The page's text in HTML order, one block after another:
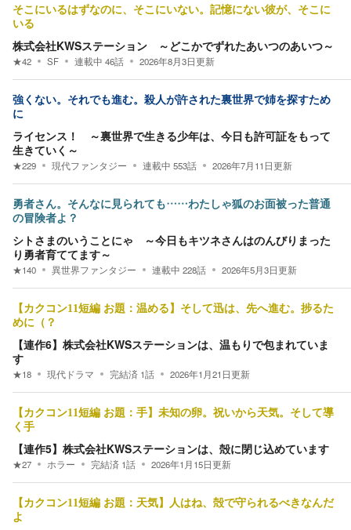
そこにいるはずなのに、そこにいない。記憶にない彼が、そこに
いる
株式会社KWSステーション ～どこかでずれたあいつのあいつ～
★42 SF 連載中 46話 2026年8月3日更新
強くない。それでも進む。殺人が許された裏世界で姉を探すため
に
ライセンス！ ～裏世界で生きる少年は、今日も許可証をもって
生きていく～
★229 現代ファンタジー 連載中 553話 2026年7月11日更新
勇者さん。そんなに見られても……わたしゃ狐のお面被った普通
の冒険者よ？
シトさまのいうことにゃ ～今日もキツネさんはのんびりまった
り勇者育ててます～
★140 異世界ファンタジー 連載中 228話 2026年5月3日更新
【カクコン11短編 お題：温める】そして迅は、先へ進む。捗るた
めに（？
【連作6】株式会社KWSステーションは、温もりで包まれていま
す
★18 現代ドラマ 完結済 1話 2026年1月21日更新
【カクコン11短編 お題：手】未知の卵。祝いから天気。そして導
く手
【連作5】株式会社KWSステーションは、殻に閉じ込めています
★27 ホラー 完結済 1話 2026年1月15日更新
【カクコン11短編 お題：天気】人はね、殻で守られるべきなんだ
よ